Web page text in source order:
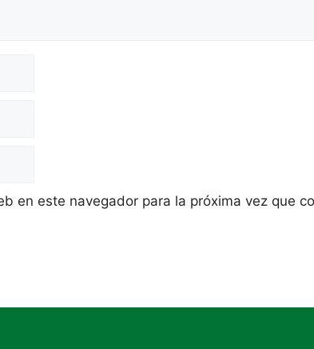
en este navegador para la próxima vez que